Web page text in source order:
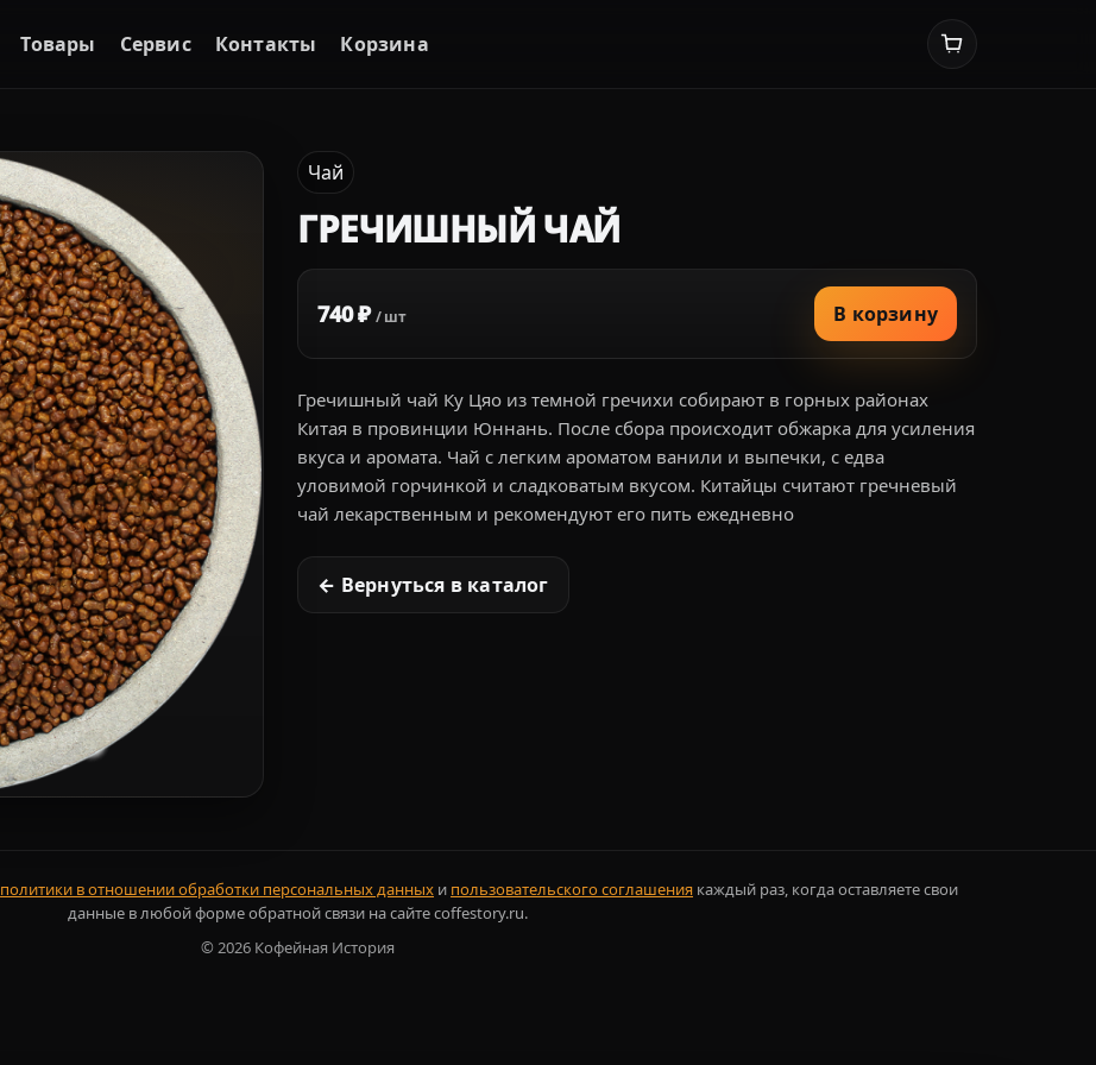
Товары Сервис Контакты Корзина
Чай
ГРЕЧИШНЫЙ ЧАЙ
740 ₽/ шт В корзину
Гречишный чай Ку Цяо из темной гречихи собирают в горных районах
Китая в провинции Юннань. После сбора происходит обжарка для усиления
вкуса и аромата. Чай с легким ароматом ванили и выпечки, с едва
уловимой горчинкой и сладковатым вкусом. Китайцы считают гречневый
чай лекарственным и рекомендуют его пить ежедневно
← Вернуться в каталог
политики в отношении обработки персональных данных и пользовательского соглашения каждый раз, когда оставляете свои
данные в любой форме обратной связи на сайте coffestory.ru.
© 2026Кофейная История